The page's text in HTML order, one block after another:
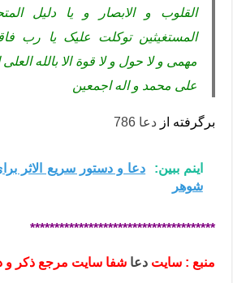
القلوب و الابصار و یا دلیل
المستغیثین توکلت علیک یا رب
مهمی و لا حول و لا قوة الا بالله
علی محمد و اله اجمعین
برگرفته ازدعا 786
اینم ببین:
دعا و دستور سریع الاثر
شوهر
**************************************
منبع : سایتدعا شفا سایت مرجع ذکر و